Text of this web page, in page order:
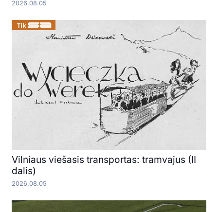
2026.08.05
Vilniaus viešasis transportas: tramvajus (II
dalis)
2026.08.05